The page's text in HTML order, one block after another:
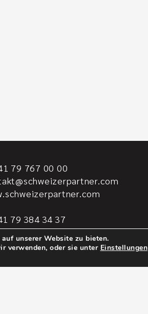
79 767 00 00
79 384 34 37
unserer Website zu bieten.
verwenden, oder sie unter Einstellungen